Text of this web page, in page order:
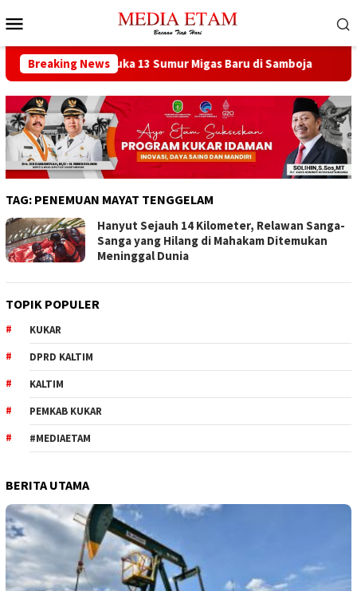
ke
Mobile
Breaking News
Berencana Buka 13 Sumur Migas Baru di Samboja
TAG: PENEMUAN MAYAT TENGGELAM
Hanyut Sejauh 14 Kilometer, Relawan Sanga-
Sanga yang Hilang di Mahakam Ditemukan
Meninggal Dunia
TOPIK POPULER
KUKAR
DPRD KALTIM
KALTIM
PEMKAB KUKAR
#MEDIAETAM
BERITA UTAMA